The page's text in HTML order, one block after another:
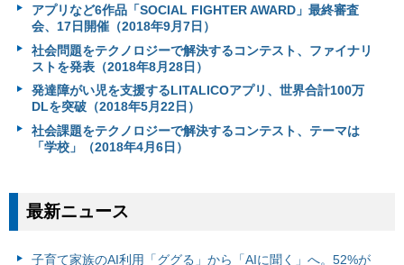
アプリなど6作品「SOCIAL FIGHTER AWARD」最終審査
会、17日開催（2018年9月7日）
社会問題をテクノロジーで解決するコンテスト、ファイナリ
ストを発表（2018年8月28日）
発達障がい児を支援するLITALICOアプリ、世界合計100万
DLを突破（2018年5月22日）
社会課題をテクノロジーで解決するコンテスト、テーマは
「学校」（2018年4月6日）
最新ニュース
子育て家族のAI利用「ググる」から「AIに聞く」へ。52%が